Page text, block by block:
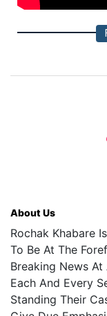
About Us
Rochak Khabare
To Be At The
Breaking News
Each And Every
Standing Their